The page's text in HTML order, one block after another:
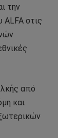
την
στις
από
και